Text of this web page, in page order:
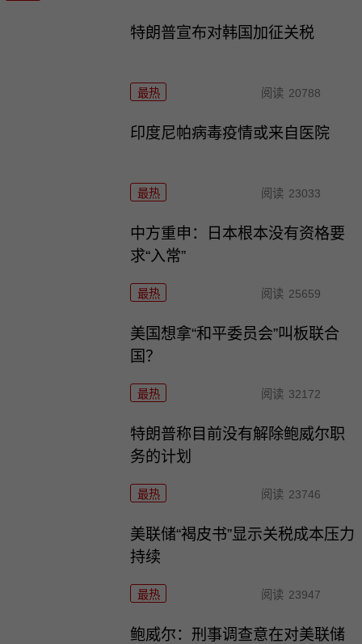
特朗普宣布对韩国加征关税
最热 阅读 20788
印度尼帕病毒疫情或来自医院
最热 阅读 23033
中方重申：日本根本没有资格要
求“入常”
最热 阅读 25659
美国想拿“和平委员会”叫板联合
国？
最热 阅读 32172
特朗普称目前没有解除鲍威尔职
务的计划
最热 阅读 23746
美联储“褐皮书”显示关税成本压力
持续
最热 阅读 23947
鲍威尔：刑事调查意在对美联储